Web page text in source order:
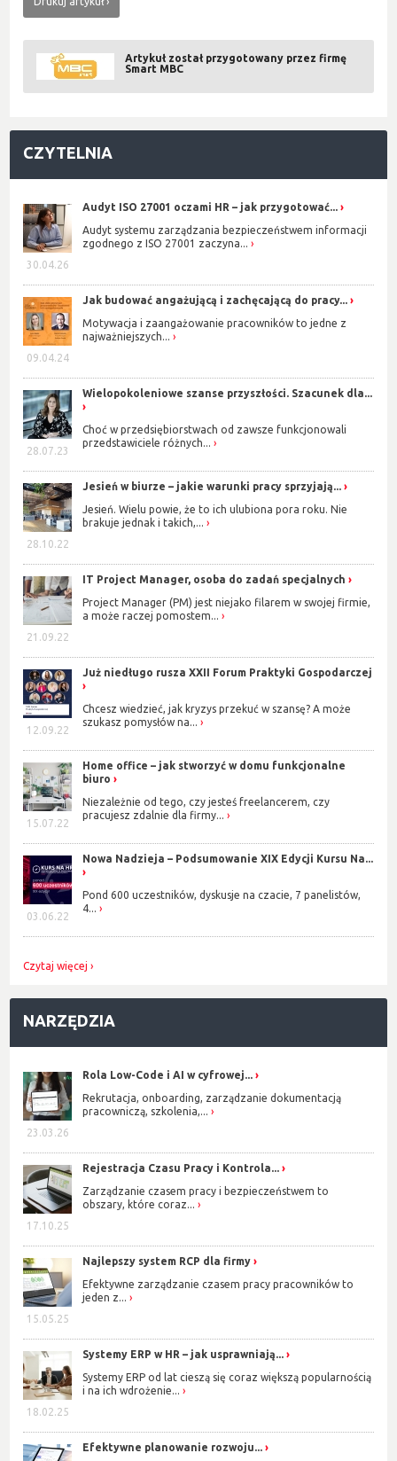
Artykuł został przygotowany przez firmę
Smart MBC
CZYTELNIA
30.04.26
Audyt ISO 27001 oczami HR – jak przygotować...
Audyt systemu zarządzania bezpieczeństwem informacji
zgodnego z ISO 27001 zaczyna...
09.04.24
Jak budować angażującą i zachęcającą do pracy...
Motywacja i zaangażowanie pracowników to jedne z
najważniejszych...
28.07.23
Wielopokoleniowe szanse przyszłości. Szacunek dla...
Choć w przedsiębiorstwach od zawsze funkcjonowali
przedstawiciele różnych...
28.10.22
Jesień w biurze – jakie warunki pracy sprzyjają...
Jesień. Wielu powie, że to ich ulubiona pora roku. Nie
brakuje jednak i takich,...
21.09.22
IT Project Manager, osoba do zadań specjalnych
Project Manager (PM) jest niejako filarem w swojej firmie,
a może raczej pomostem...
12.09.22
Już niedługo rusza XXII Forum Praktyki Gospodarczej
Chcesz wiedzieć, jak kryzys przekuć w szansę? A może
szukasz pomysłów na...
15.07.22
Home office – jak stworzyć w domu funkcjonalne
biuro
Niezależnie od tego, czy jesteś freelancerem, czy
pracujesz zdalnie dla firmy...
03.06.22
Nowa Nadzieja – Podsumowanie XIX Edycji Kursu Na...
Pond 600 uczestników, dyskusje na czacie, 7 panelistów,
4...
Czytaj więcej
NARZĘDZIA
23.03.26
Rola Low-Code i AI w cyfrowej...
Rekrutacja, onboarding, zarządzanie dokumentacją
pracowniczą, szkolenia,...
17.10.25
Rejestracja Czasu Pracy i Kontrola...
Zarządzanie czasem pracy i bezpieczeństwem to
obszary, które coraz...
15.05.25
Najlepszy system RCP dla firmy
Efektywne zarządzanie czasem pracy pracowników to
jeden z...
18.02.25
Systemy ERP w HR – jak usprawniają...
Systemy ERP od lat cieszą się coraz większą popularnością
i na ich wdrożenie...
Efektywne planowanie rozwoju...